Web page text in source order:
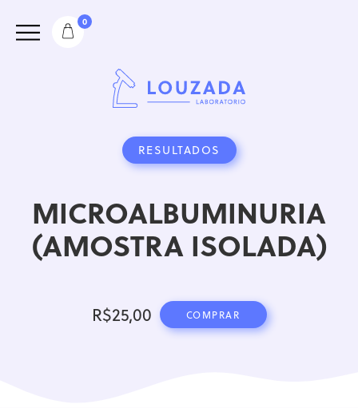
0
RESULTADOS
MICROALBUMINURIA
(AMOSTRA ISOLADA)
R$25,00 COMPRAR